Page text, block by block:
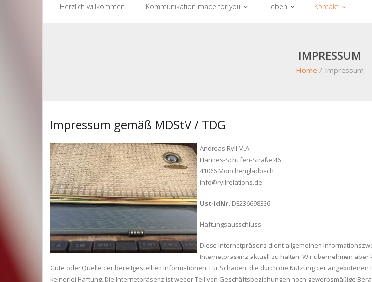
Herzlich willkommen. Kommunikation made for you Leben Kontakt
IMPRESSUM
Home / Impressum
Impressum gemäß MDStV / TDG
Andreas Ryll M.A.
Hannes-Schufen-Straße 46
41066 Mönchengladbach
info@ryllrelations.de
Ust-IdNr. DE236698336
Haftungsausschluss
Diese Internetpräsenz dient allgemeinen
Internetpräsenz aktuell zu halten. Wir übernehmen
Güte oder Quelle der bereitgestellten Informationen. Für Schäden, die durch die Nutzung der
keinerlei Haftung. Die Internetpräsenz ist weder Teil von Geschäftsbeziehungen noch gewerbsmäßige